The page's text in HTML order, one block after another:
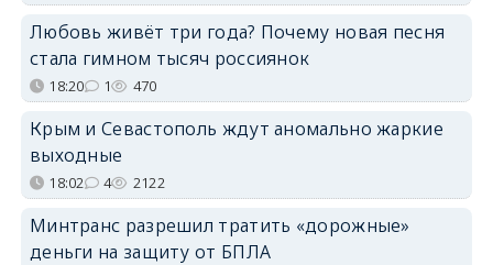
Любовь живёт три года? Почему новая песня
стала гимном тысяч россиянок
18:20 1 470
Крым и Севастополь ждут аномально жаркие
выходные
18:02 4 2122
Минтранс разрешил тратить «дорожные»
деньги на защиту от БПЛА